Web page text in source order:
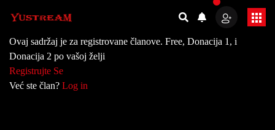
Ovaj sadržaj je za registrovane članove. Free, Donacija 1, i
Donacija 2 po vašoj želji
Registrujte Se
Već ste član? Log in